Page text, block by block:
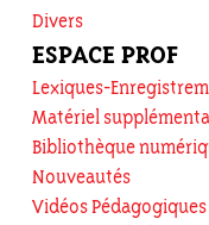
Divers
ESPACE PROF
Lexiques-
Matériel
Bibliothèque
Nouveautés
Vidéos Pédagogiques